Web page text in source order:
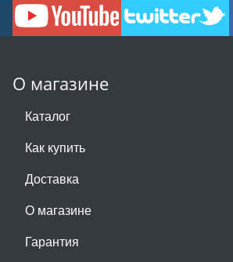
О магазине
Каталог
Как купить
Доставка
О магазине
Гарантия